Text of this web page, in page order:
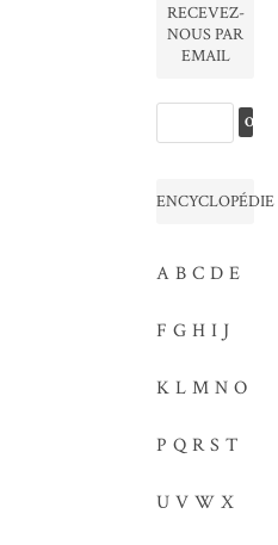
RECEVEZ-
NOUS PAR
EMAIL
ENCYCLOPÉDIE
A B C D E
F G H I J
K L M N O
P Q R S T
U V W X